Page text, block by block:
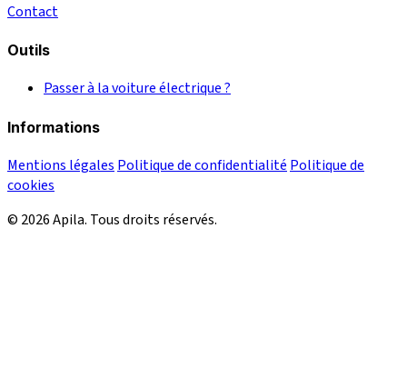
Contact
Outils
Passer à la voiture électrique ?
Informations
Mentions légales Politique de confidentialité Politique de
cookies
© 2026 Apila. Tous droits réservés.